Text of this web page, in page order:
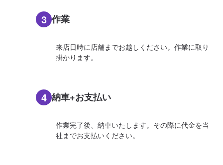
3 作業
来店日時に店舗までお越しください。作業に取り
掛かります。
4 納車+お支払い
作業完了後、納車いたします。その際に代金を当
社までお支払いください。